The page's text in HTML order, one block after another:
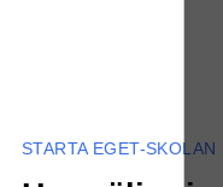
STARTA EGET-SKOLAN